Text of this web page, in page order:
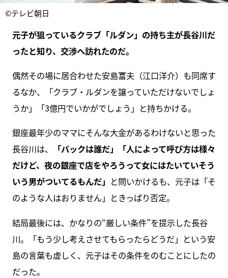
©テレビ朝日
元子が狙っているクラブ「ルダン」の持ち主が長谷川だ
ったと知り、交渉へ訪れたのだ。
偶然その場に居合わせた安島富夫（江口洋介）も同席す
るなか、「クラブ・ルダンを譲っていただけないでしょ
うか」「3億円でいかがでしょう」と持ちかける。
銀座最年少のママにそんな大金があるわけないと思った
長谷川は、
「バックは誰だ」「人によって呼び方は様々
だけど、夜の銀座で店をやろうって女にはたいていそう
いう男がついてるもんだ」 と問いかけるも、元子は「そ
のような人はおりません」ときっぱり否定。
結局最後には、かなりの“厳しい条件”を提示した長谷
川。「もう少し考えさせてもらったらどうだ」という安
島の言葉も虚しく、元子はその条件をのむことにしたの
だった。